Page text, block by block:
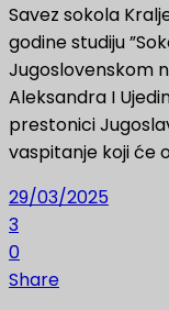
Savez sokola
godine studiju
Jugoslovenskom
Aleksandra I
prestonici
vaspitanje koji će
29/03/2025
3
0
Share